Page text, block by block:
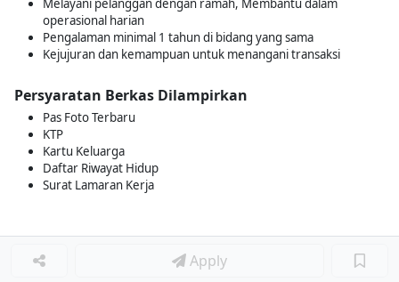
Melayani pelanggan dengan ramah, Membantu dalam
operasional harian
Pengalaman minimal 1 tahun di bidang yang sama
Kejujuran dan kemampuan untuk menangani transaksi
Persyaratan Berkas Dilampirkan
Pas Foto Terbaru
KTP
Kartu Keluarga
Daftar Riwayat Hidup
Surat Lamaran Kerja
Apply